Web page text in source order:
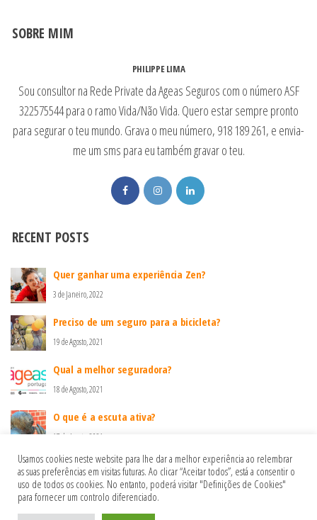
SOBRE MIM
PHILIPPE LIMA
Sou consultor na Rede Private da Ageas Seguros com o número ASF
322575544 para o ramo Vida/Não Vida. Quero estar sempre pronto
para segurar o teu mundo. Grava o meu número, 918 189 261, e envia-
me um sms para eu também gravar o teu.
RECENT POSTS
Quer ganhar uma experiência Zen?
3 de Janeiro, 2022
Preciso de um seguro para a bicicleta?
19 de Agosto, 2021
Qual a melhor seguradora?
18 de Agosto, 2021
O que é a escuta ativa?
17 de Agosto, 2021
Política de privacidade
Usamos cookies neste website para lhe dar a melhor experiência ao relembrar
as suas preferências em visitas futuras. Ao clicar “Aceitar todos”, está a consentir o
uso de todos os cookies. No entanto, poderá visitar "Definições de Cookies"
para fornecer um controlo diferenciado.